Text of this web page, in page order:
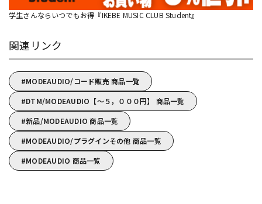
学生さんならいつでもお得『IKEBE MUSIC CLUB Student』
関連リンク
MODEAUDIO/コード販売 商品一覧
DTM/MODEAUDIO【～５，０００円】 商品一覧
新品/MODEAUDIO 商品一覧
MODEAUDIO/プラグインその他 商品一覧
MODEAUDIO 商品一覧